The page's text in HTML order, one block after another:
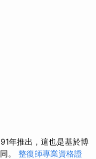
年推出，這也是基於博
。 整復師專業資格證